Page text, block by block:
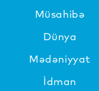
Müsahibə
Dünya
Mədəniyyat
İdman